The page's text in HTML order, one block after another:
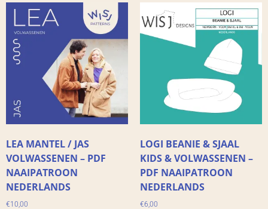
LEA MANTEL / JAS
VOLWASSENEN – PDF
NAAIPATROON
NEDERLANDS
€10,00
LOGI BEANIE & SJAAL
KIDS & VOLWASSENEN –
PDF NAAIPATROON
NEDERLANDS
€6,00